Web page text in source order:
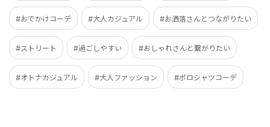
#おでかけコーデ #大人カジュアル #お洒落さんとつながりたい
#ストリート #過ごしやすい #おしゃれさんと繋がりたい
#オトナカジュアル #大人ファッション #ポロシャツコーデ